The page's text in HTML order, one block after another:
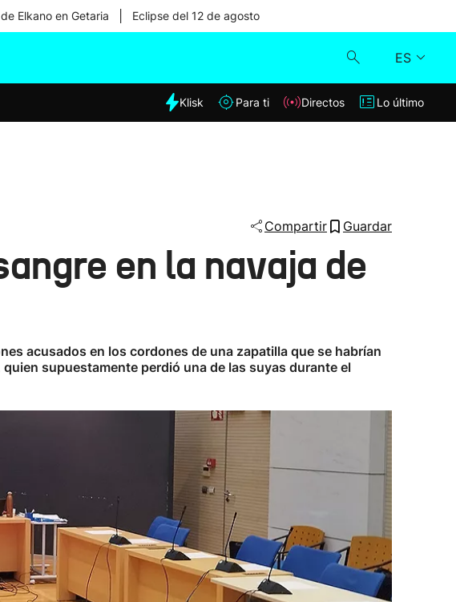
Elkano en Getaria Eclipse del 12 de agosto
ES
Klisk
Lo último
Klisk Para ti Directos Lo último
Compartir Guardar
en la navaja de
acusados en los cordones de una zapatilla que se habrían
supuestamente perdió una de las suyas durante el